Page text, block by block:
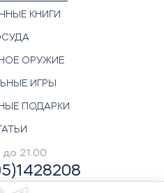
КНИГИ
ОРУЖИЕ
ИГРЫ
ПОДАРКИ
до 21.00